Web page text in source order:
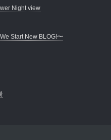
Night view
Start New BLOG!〜